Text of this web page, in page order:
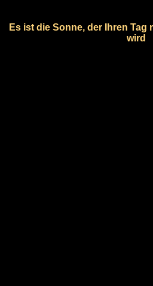
Es ist die Sonne, der Ihren
wird